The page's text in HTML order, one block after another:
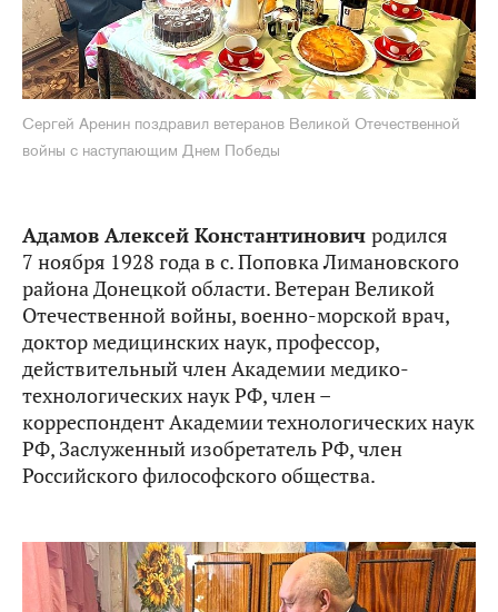
Сергей Аренин поздравил ветеранов Великой Отечественной
войны с наступающим Днем Победы
Адамов Алексей Константинович родился
7 ноября 1928 года в с. Поповка Лимановского
района Донецкой области. Ветеран Великой
Отечественной войны, военно-морской врач,
доктор медицинских наук, профессор,
действительный член Академии медико-
технологических наук РФ, член –
корреспондент Академии технологических наук
РФ, Заслуженный изобретатель РФ, член
Российского философского общества.